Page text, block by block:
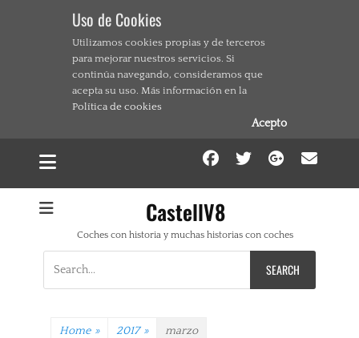
Uso de Cookies
Utilizamos cookies propias y de terceros
para mejorar nuestros servicios. Si
continúa navegando, consideramos que
acepta su uso. Más información en la
Política de cookies
Acepto
Facebook
Twitter
CastellV8
Coches con historia y muchas historias con coches
for:
Home » 2017 » marzo